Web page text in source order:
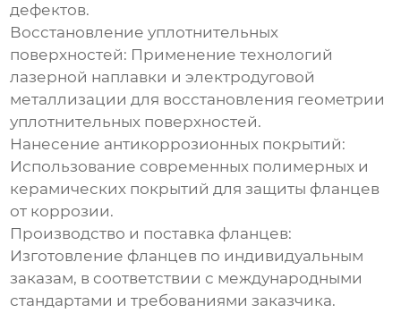
дефектов.
Восстановление уплотнительных
поверхностей: Применение технологий
лазерной наплавки и электродуговой
металлизации для восстановления геометрии
уплотнительных поверхностей.
Нанесение антикоррозионных покрытий:
Использование современных полимерных и
керамических покрытий для защиты фланцев
от коррозии.
Производство и поставка фланцев:
Изготовление фланцев по индивидуальным
заказам, в соответствии с международными
стандартами и требованиями заказчика.